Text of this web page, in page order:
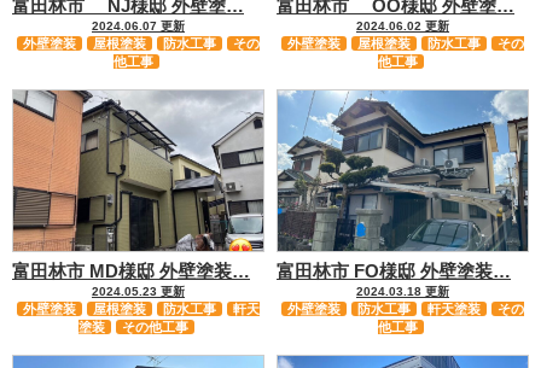
富田林市 NJ様邸 外壁塗…
2024.06.07 更新
外壁塗装 屋根塗装 防水工事
その
他工事
富田林市 OO様邸 外壁塗…
2024.06.02 更新
外壁塗装 屋根塗装 防水工事
その
他工事
富田林市 MD様邸 外壁塗装…
2024.05.23 更新
外壁塗装 屋根塗装 防水工事
軒天
塗装
その他工事
富田林市 FO様邸 外壁塗装…
2024.03.18 更新
外壁塗装 防水工事 軒天塗装
その
他工事